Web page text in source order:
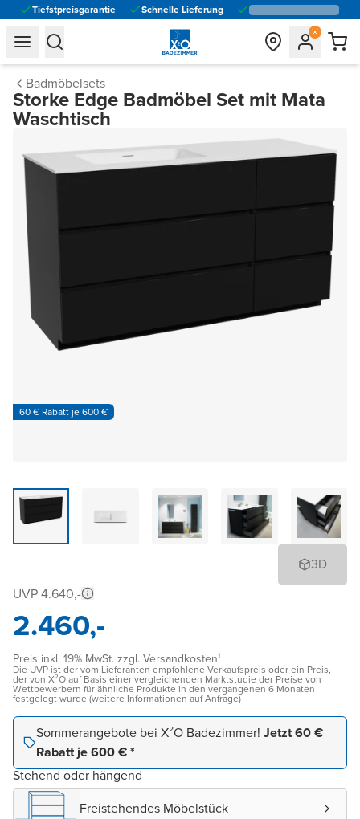
Tiefstpreisgarantie Schnelle Lieferung
general.navigation.toggle_menu.label
general.navigation.toggle_menu.label
Badmöbelsets
Storke Edge Badmöbel Set mit Mata
Waschtisch
60 € Rabatt je 600 €
3D
UVP 4.640,-
2.460,-
Preis inkl. 19% MwSt. zzgl. Versandkosten¹
Die UVP ist der vom Lieferanten empfohlene Verkaufspreis oder ein Preis,
der von X²O auf Basis einer vergleichenden Marktstudie der Preise von
Wettbewerbern für ähnliche Produkte in den vergangenen 6 Monaten
festgelegt wurde (weitere Informationen auf Anfrage)
Sommerangebote bei X²O Badezimmer! Jetzt 60 €
Rabatt je 600 € *
Stehend oder hängend
Freistehendes Möbelstück